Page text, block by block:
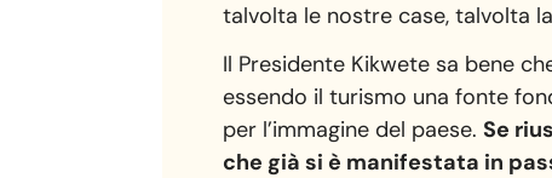
talvolta le nostre case, talvolta
Il Presidente Kikwete sa bene
essendo il turismo una fonte
per l’immagine del paese.Se
che già si è manifestata in